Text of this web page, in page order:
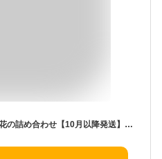
【ふるさと納税】MS-80 季節の花の詰め合わせ【10月以降発送】 セット 詰め合わせ フラワー 花苗 鳥取県 鳥取県産 大山町 大山 パンジー ビオラ